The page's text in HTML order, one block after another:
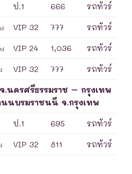
ป.1 666 รถทัวร์
VIP 32 777 รถทัวร์
VIP 24 1,036 รถทัวร์
VIP 32 777 รถทัวร์
.นครศรีธรรมราช – กรุงเทพ
นนบรมราชนนี จ.กรุงเทพ
ป.1 695 รถทัวร์
VIP 32 811 รถทัวร์